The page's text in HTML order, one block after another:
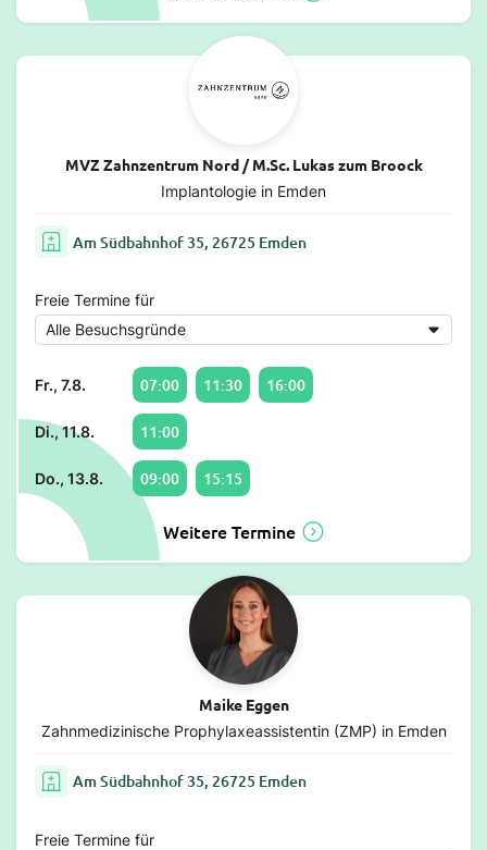
MVZ Zahnzentrum Nord / M.Sc. Lukas zum Broock
Implantologie in Emden
Am Südbahnhof 35, 26725 Emden
Freie Termine für
Fr., 7.8. 07:00 11:30 16:00
Di., 11.8. 11:00
Do., 13.8. 09:00 15:15
Weitere Termine
Maike Eggen
Zahnmedizinische Prophylaxeassistentin (ZMP) in Emden
Am Südbahnhof 35, 26725 Emden
Freie Termine für